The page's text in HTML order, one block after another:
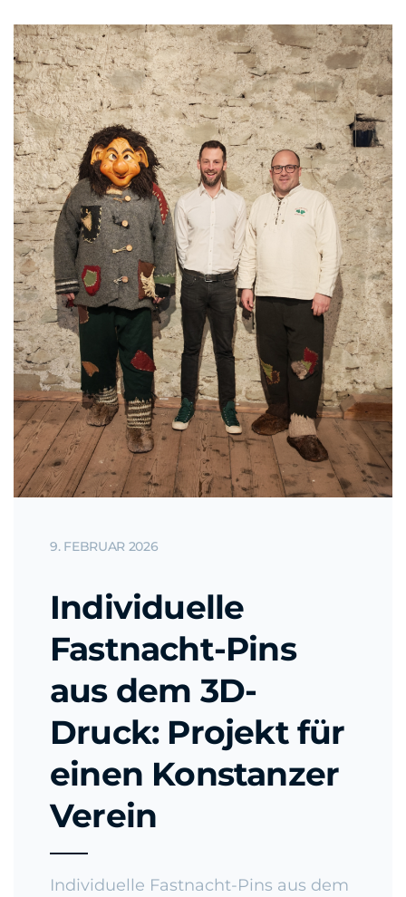
9. FEBRUAR 2026
Individuelle
Fastnacht-Pins
aus dem 3D-
Druck: Projekt für
einen Konstanzer
Verein
Individuelle Fastnacht-Pins aus dem